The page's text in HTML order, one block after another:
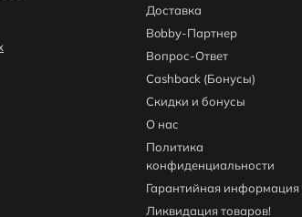
Доставка
Bobby-Партнер
Вопрос-Ответ
Cashback (Бонусы)
Скидки и бонусы
О нас
Политика
конфиденциальности
Гарантийная информация
Ликвидация товаров!